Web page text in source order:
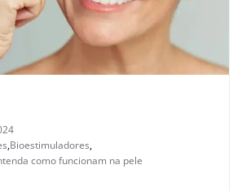
,Bioestimuladores,
como funcionam na pele